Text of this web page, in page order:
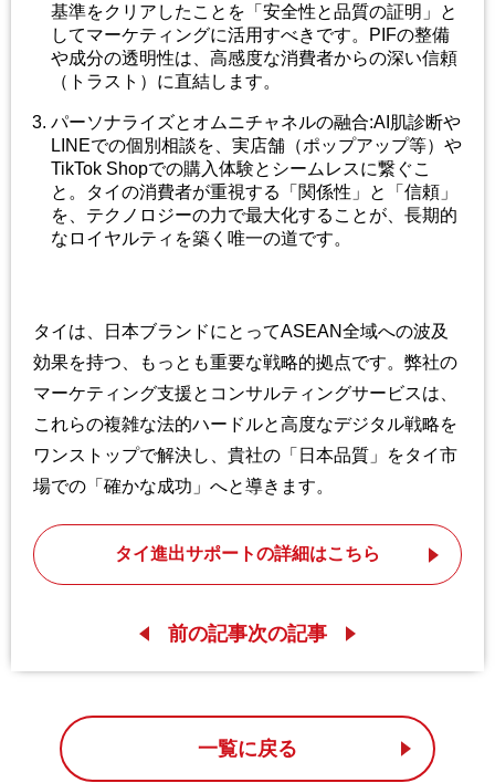
基準をクリアしたことを「安全性と品質の証明」と
してマーケティングに活用すべきです。
PIFの整備
や成分の透明性は、高感度な消費者からの深い信頼
（トラスト）に直結します。
パーソナライズとオムニチャネルの融合:AI 肌診断や
LINEでの個別相談を、実店舗（ポップアップ等）や
TikTok Shopでの購入体験とシームレスに繋ぐこ
と。タイの消費者が重視する「関係性」と「信頼」
を、テクノロジーの力で最大化することが、長期的
なロイヤルティを築く唯一の道です。
タイは、日本ブランドにとってASEAN全域への波及
効果を持つ、もっとも重要な戦略的拠点です。弊社の
マーケティング支援とコンサルティングサービスは、
これらの複雑な法的ハードルと高度なデジタル戦略を
ワンストップで解決し、貴社の「日本品質」をタイ市
場での「確かな成功」へと導きます。
タイ進出サポートの詳細はこちら
前の記事次の記事
一覧に戻る